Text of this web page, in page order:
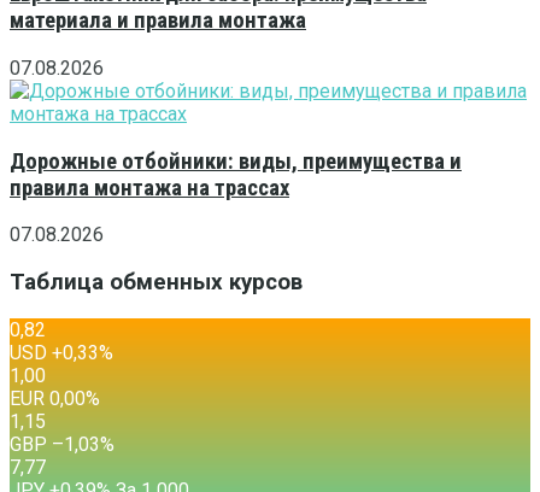
материала и правила монтажа
07.08.2026
Дорожные отбойники: виды, преимущества и
правила монтажа на трассах
07.08.2026
Таблица обменных курсов
0,82
USD +0,33%
1,00
EUR 0,00%
1,15
GBP –1,03%
7,77